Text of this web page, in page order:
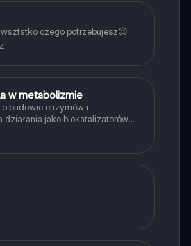
czego potrzebujesz😉
w metabolizmie
budowie enzymów i
działania jako biokatalizatorów